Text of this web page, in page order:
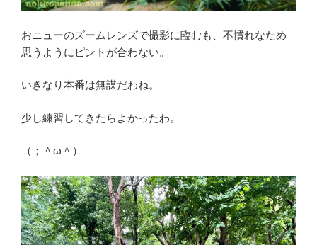
おニューのズームレンズで撮影に臨むも、不慣れなため
思うようにピントが合わない。
いきなり本番は無謀だわね。
少し練習してきたらよかったわ。
（；＾ω＾）